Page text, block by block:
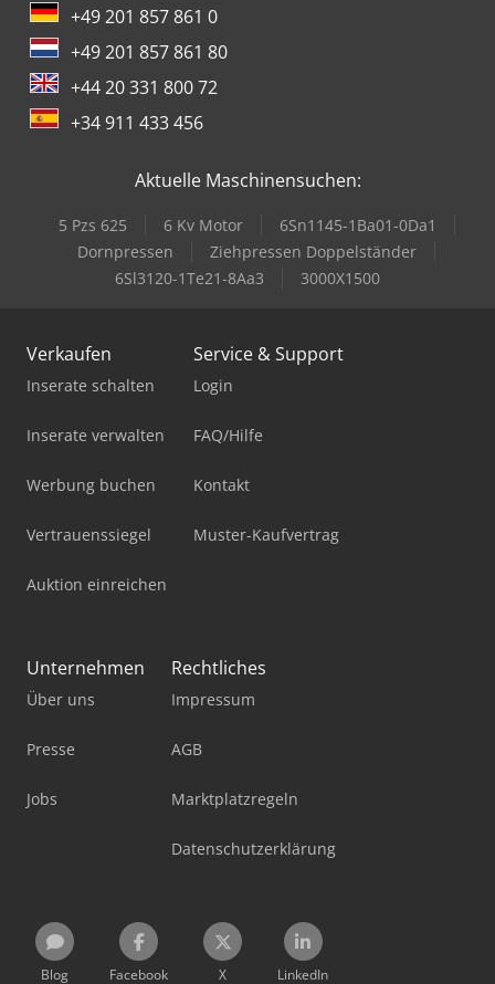
+49 201 857 861 0
+49 201 857 861 80
+44 20 331 800 72
+34 911 433 456
Aktuelle Maschinensuchen:
5 Pzs 625 6 Kv Motor
6Sn1145-1Ba01-0Da1
Dornpressen
Ziehpressen Doppelständer
6Sl3120-1Te21-8Aa3
3000X1500
Verkaufen
Inserate schalten
Inserate verwalten
Werbung buchen
Vertrauenssiegel
Auktion einreichen
Service & Support
Login
FAQ/Hilfe
Kontakt
Muster-Kaufvertrag
Unternehmen
Über uns
Presse
Jobs
Rechtliches
Impressum
AGB
Marktplatzregeln
Datenschutzerklärung
Blog Facebook X LinkedIn